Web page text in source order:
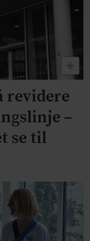
revidere
–
se til